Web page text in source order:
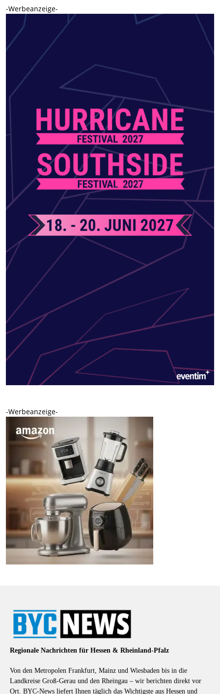
-Werbeanzeige-
-Werbeanzeige-
Regionale Nachrichten für Hessen & Rheinland-Pfalz
Von den Metropolen Frankfurt, Mainz und Wiesbaden bis in die
Landkreise Groß-Gerau und den Rheingau – wir berichten direkt vor
Ort. BYC-News liefert Ihnen täglich das Wichtigste aus Hessen und